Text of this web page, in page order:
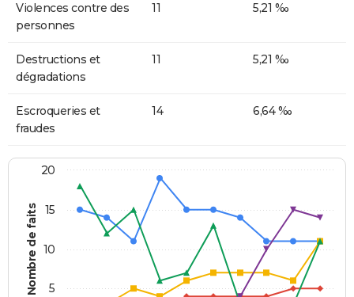
Violences contre des
personnes
11 5,21 ‰
Destructions et
dégradations
11 5,21 ‰
Escroqueries et
fraudes
14 6,64 ‰
Nombre de faits 5
10
15
20